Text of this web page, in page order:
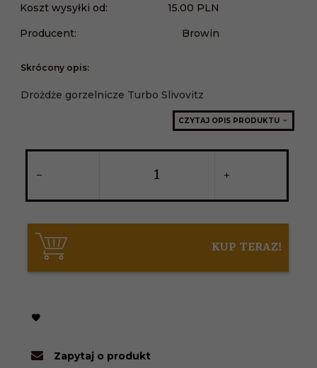
Koszt wysyłki od:
15.00 PLN
Producent:
Browin
Skrócony opis:
Drożdże gorzelnicze Turbo Slivovitz
CZYTAJ OPIS PRODUKTU
KUP TERAZ!
Zapytaj o produkt